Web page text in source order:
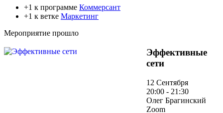
+1 к программе Коммерсант
+1 к ветке Маркетинг
Мероприятие прошло
Эффективные
сети
12 Сентября
20:00 - 21:30
Олег Брагинский
Zoom